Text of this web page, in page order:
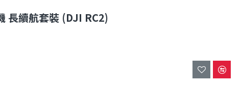
長續航套裝 (DJI RC2)